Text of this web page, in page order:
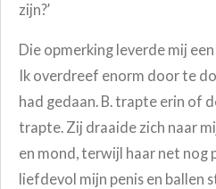
zijn?’
Die opmerking leverde mij
Ik overdreef enorm door te
had gedaan. B. trapte erin of
trapte. Zij draaide zich naar
en mond, terwijl haar net nog
liefdevol mijn penis en ballen